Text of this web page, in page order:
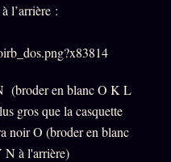
l’arrière :
(broder en blanc O K L
gros que la casquette
noir O (broder en blanc
à l'arrière)